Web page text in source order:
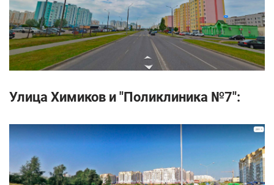
Улица Химиков и "Поликлиника №7":